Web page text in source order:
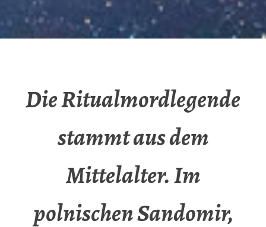
Die Ritualmordlegende
stammt aus dem
Mittelalter. Im
polnischen Sandomir,